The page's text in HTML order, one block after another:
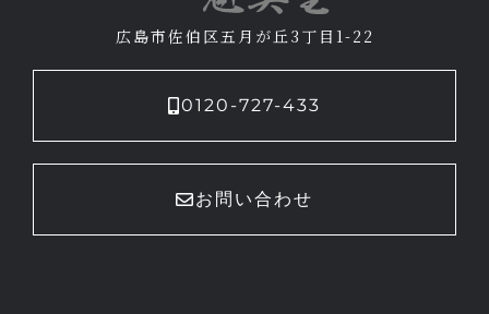
広島市佐伯区五月が丘3丁目1-22
0120-727-433
お問い合わせ